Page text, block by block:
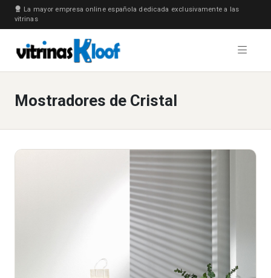
La mayor empresa online española dedicada exclusivamente a las
vitrinas
Mostradores de Cristal